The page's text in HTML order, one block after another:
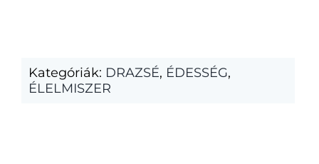
Kategóriák: DRAZSÉ, ÉDESSÉG,
ÉLELMISZER